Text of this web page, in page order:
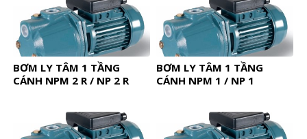
BƠM LY TÂM 1 TẦNG
CÁNH NPM 2 R / NP 2 R
BƠM LY TÂM 1 TẦNG
CÁNH NPM 1 / NP 1